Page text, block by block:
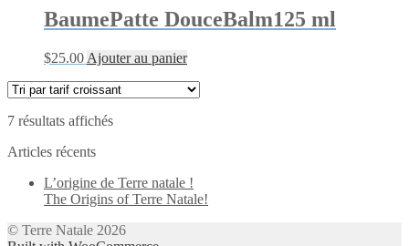
BaumePatte DouceBalm125 ml
$25.00 Ajouter au panier
7 résultats affichésTrié
Articles récents
L’origine de Terre natale !
The Origins of Terre Natale!
© Terre Natale 2026